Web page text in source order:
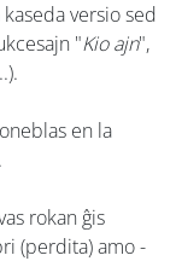
versio sed
"Kio ajn",
en la
rokan ĝis
(perdita) amo -